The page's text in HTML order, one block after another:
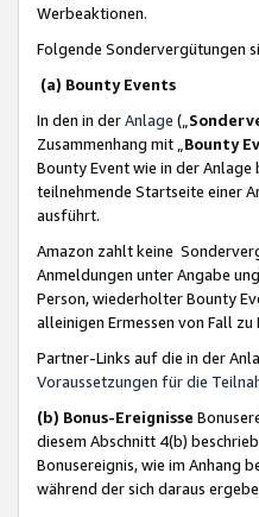
Werbeaktionen.
Folgende Sondervergütungen
(a) Bounty Events
In den in derAnlage („
Zusammenhang mit „ Bounty
Bounty Event wie in der
teilnehmende Startseite einer
ausführt.
Amazon zahlt keine
Anmeldungen unter Angabe
Person, wiederholter Bounty
alleinigen Ermessen von Fall
Partner-Links auf die in der
Voraussetzungen für die
(b) Bonus-Ereignisse
diesem Abschnitt 4(b)
Bonusereignis, wie im Anhang
während der sich daraus